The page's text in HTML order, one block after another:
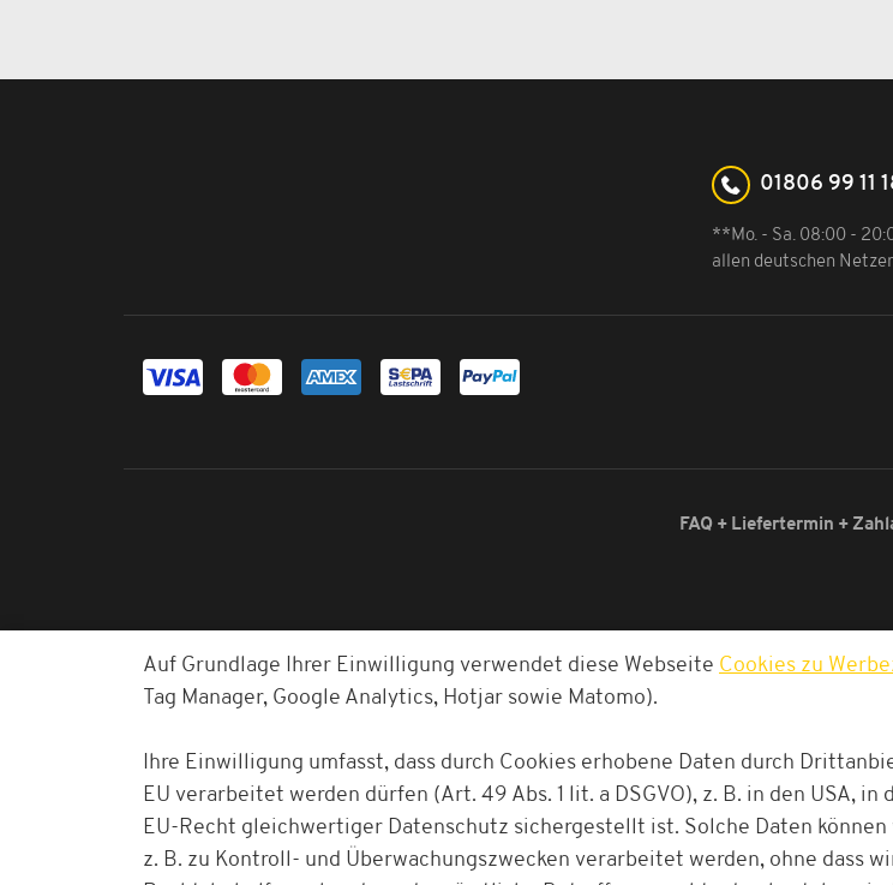
01806 99 11
**Mo. - Sa. 08:00 -
allen deutschen
FAQ + Liefertermin +
Auf Grundlage Ihrer Einwilligung verwendet diese Webseite Cookies zu
Tag Manager, Google Analytics, Hotjar sowie Matomo).
Ihre Einwilligung umfasst, dass durch Cookies erhobene Daten durch
EU verarbeitet werden dürfen (Art. 49 Abs. 1 lit. a DSGVO), z. B. in den USA, in
EU-Recht gleichwertiger Datenschutz sichergestellt ist. Solche Daten können
z. B. zu Kontroll- und Überwachungszwecken verarbeitet werden, ohne dass